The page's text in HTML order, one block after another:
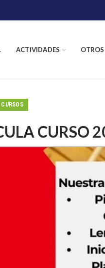
ACTIVIDADES
CURSO